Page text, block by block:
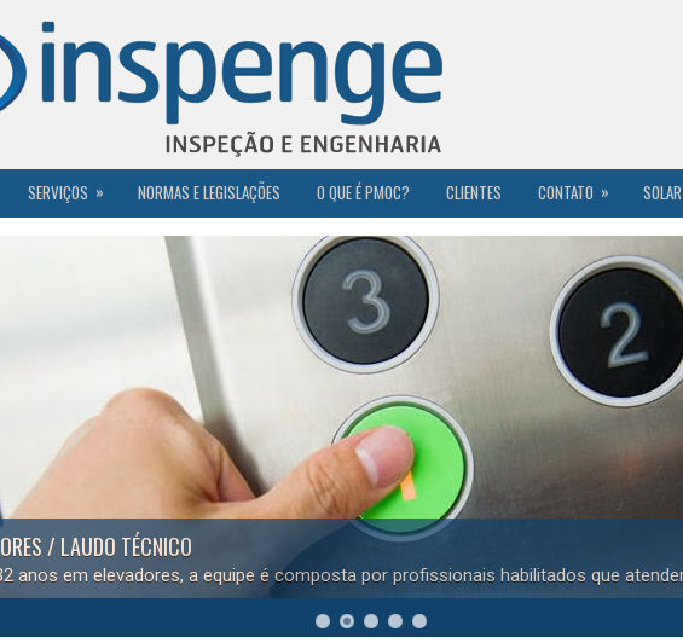
SERVIÇOS » NORMAS E LEGISLAÇÕES O QUE É PMOC? CLIENTES CONTATO » SOLAR
é composta por profissionais habilitados que atendem a todos os fabricantes.